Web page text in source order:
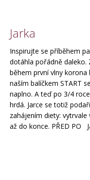
Jarka
Inspirujte se příběhem
dotáhla pořádně daleko.
během první vlny korona
naším balíčkem START
naplno. A teď po 3/4
hrdá. Jarce se totiž
zahájením diety:
až do konce. PŘED PO